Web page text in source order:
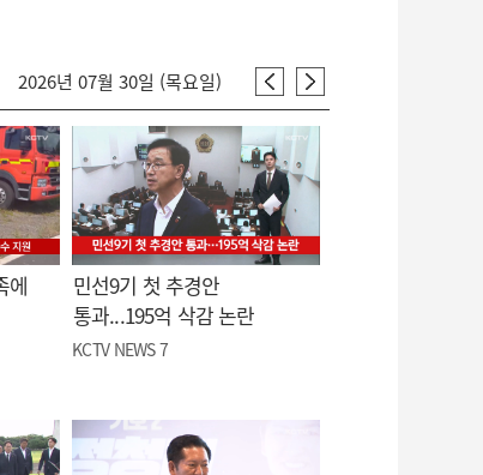
2026년 07월 30일 (목요일)
에
민선9기 첫 추경안
통과...195억 삭감 논란
KCTV NEWS 7